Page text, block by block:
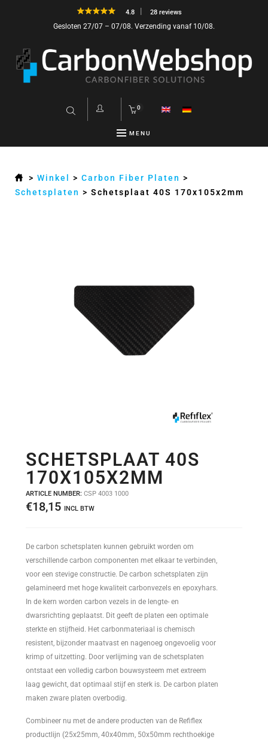
4.8 28 reviews
Gesloten 27/07 – 07/08. Verzending vanaf 10/08.
0
MENU
>Winkel >Carbon Fiber Platen >
Schetsplaten >Schetsplaat 40S 170x105x2mm
SCHETSPLAAT 40S
170X105X2MM
ARTICLE NUMBER: CSP 4003 1000
€18,15 INCL BTW
De carbon schetsplaten kunnen gebruikt worden om
verschillende carbon componenten met elkaar te verbinden,
voor een stevige constructie. De carbon schetsplaten zijn
gelamineerd met hoge kwaliteit carbonvezels en epoxyhars.
In de kern worden carbon vezels in de lengte- en
dwarsrichting geplaatst. Dit geeft de platen een optimale
sterkte en stijfheid. Het carbonmateriaal is chemisch
resistent, bijzonder maatvast en nagenoeg ongevoelig voor
krimp of uitzetting. Door verlijming van de schetsplaten
ontstaat een volledig carbon bouwsysteem met extreem
laag gewicht, dat optimaal stijf en sterk is. De carbon platen
maken zware platen overbodig.
Combineer nu met de andere producten van de Refiflex
productlijn (25x25mm, 40x40mm, 50x50mm rechthoekige